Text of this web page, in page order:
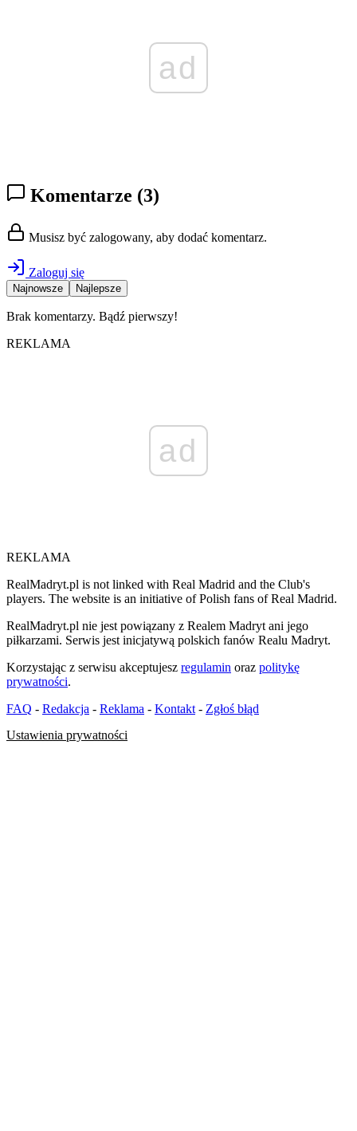
ad
Komentarze (3)
Musisz być zalogowany, aby dodać komentarz.
Zaloguj się
Najnowsze Najlepsze
Brak komentarzy. Bądź pierwszy!
REKLAMA
ad
REKLAMA
RealMadryt.pl is not linked with Real Madrid and the Club's
players. The website is an initiative of Polish fans of Real Madrid.
RealMadryt.pl nie jest powiązany z Realem Madryt ani jego
piłkarzami. Serwis jest inicjatywą polskich fanów Realu Madryt.
Korzystając z serwisu akceptujesz regulamin oraz politykę
prywatności.
FAQ - Redakcja - Reklama - Kontakt - Zgłoś błąd
Ustawienia prywatności